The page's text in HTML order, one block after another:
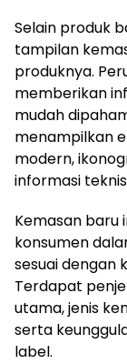
Selain produk
tampilan
produknya.
memberikan
mudah
menampilkan
modern,
informasi
Kemasan baru
konsumen
sesuai dengan
Terdapat
utama, jenis
serta
label.